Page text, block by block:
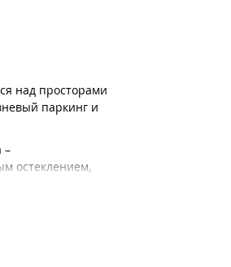
над просторами
паркинг и
–
остеклением,
оттенках.